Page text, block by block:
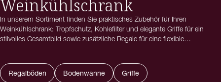
Weinkühlschrank
In unserem Sortiment finden Sie praktisches Zubehör für Ihren
Weinkühlschrank: Tropfschutz, Kohlefilter und elegante Griffe für ein
stilvolles Gesamtbild sowie zusätzliche Regale für eine flexible
eine elegante Präsentation Ihrer Lieblingsflaschen.
Regalböden Bodenwanne Griffe